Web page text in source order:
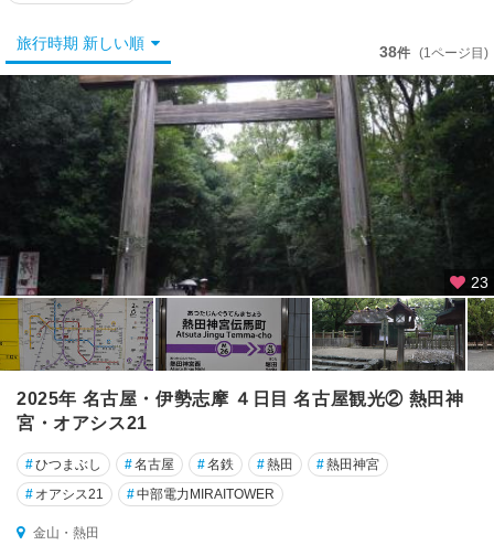
古
屋
金
山
千
種
・
今
池
天
白
笠
寺
鶴
旅行時期 新しい順 38件 (1ページ目)
23
2025年 名古屋・伊勢志摩 ４日目 名古屋観光② 熱田神
宮・オアシス21
#ひつまぶし #名古屋 #名鉄 #熱田 #熱田神宮
# オアシス21 #中部電力MIRAITOWER
金山・熱田